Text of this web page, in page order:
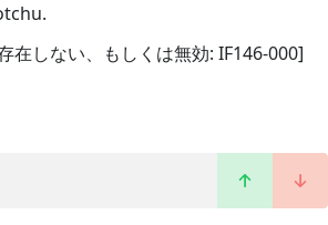
在しない、もしくは無効: IF146-000]